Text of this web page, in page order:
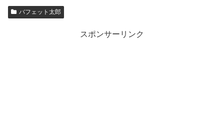
バフェット太郎
スポンサーリンク